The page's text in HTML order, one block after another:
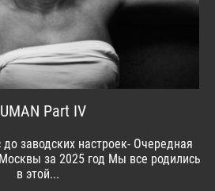
Part IV
до заводских настроек- Очередная
за 2025 год Мы все родились
в этой...